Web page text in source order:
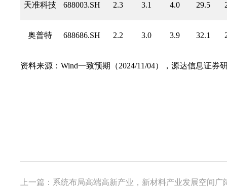
天准科技 688003.SH 2.3 3.1 4.0 29.5
奥普特 688686.SH 2.2 3.0 3.9 32.1
资料来源：Wind一致预期（2024/11/04），源达信息证券
上一篇：系统布局高端高新产业，新材料产业发展空间广